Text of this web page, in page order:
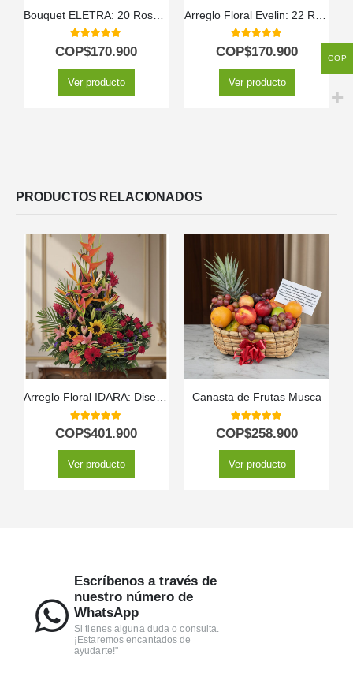
5.00out of 5
COP$170.900
Ver producto
5.00out of 5
COP$170.900
Ver producto
PRODUCTOS RELACIONADOS
Arreglo Floral IDARA: Diseño Exclusivo con Rosas y Flores Exóticas ⚜️
5.00out of 5
COP$401.900
Ver producto
Canasta de Frutas Musca
5.00out of 5
COP$258.900
Ver producto
Escríbenos a través de
nuestro número de
WhatsApp
Si tienes alguna duda o consulta.
¡Estaremos encantados de
ayudarte!"
COP